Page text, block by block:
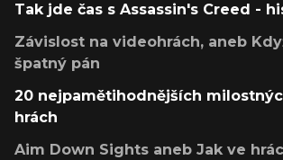
Tak jde čas s Assassin's Creed -
Závislost na videohrách, aneb
špatný pán
20 nejpamětihodnějších
hrách
Aim Down Sights aneb Jak ve